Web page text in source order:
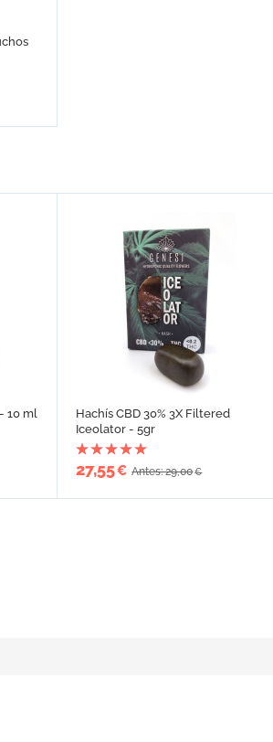
10 ml
Hachís CBD 30% 3X Filtered
Iceolator - 5gr
27,55€ Antes: 29,00€